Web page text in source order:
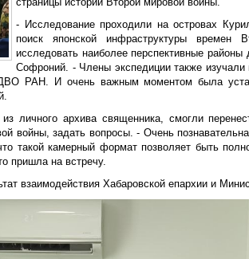
- Исследование проходили на островах
поиск японской инфраструктуры
исследовать наиболее перспективные
Софроний. - Члены экспедиции также
РАН. И очень важным моментом была
личного архива священника, смогли
войны, задать вопросы. - Очень
такой камерный формат позволяет быть
пришла на встречу.
взаимодействия Хабаровской епархии и